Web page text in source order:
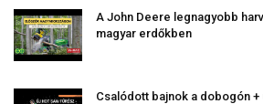
A John Deere legnagyobb
magyar erdőkben
Csalódott bajnok a dobogón